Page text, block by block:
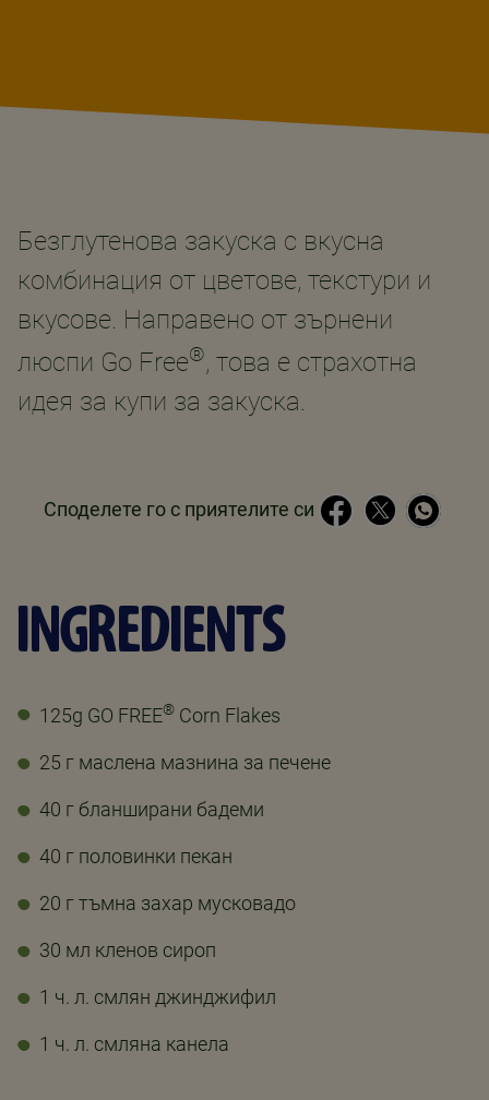
Безглутенова закуска с вкусна
комбинация от цветове, текстури и
вкусове. Направено от зърнени
люспи Go Free®, това е страхотна
идея за купи за закуска.
Споделете го с приятелите си
INGREDIENTS
125g GO FREE® Corn Flakes
25 г маслена мазнина за печене
40 г бланширани бадеми
40 г половинки пекан
20 г тъмна захар мусковадо
30 мл кленов сироп
1 ч. л. смлян джинджифил
1 ч. л. смляна канела